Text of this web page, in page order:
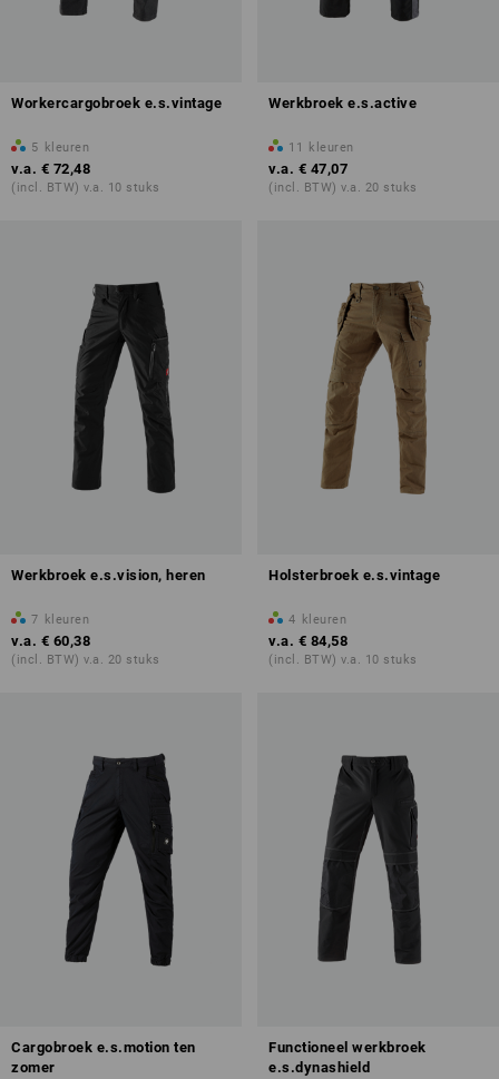
Workercargobroek e.s.vintage
5 kleuren
v.a. € 72,48
(incl. BTW) v.a. 10 stuks
Werkbroek e.s.active
11 kleuren
v.a. € 47,07
(incl. BTW) v.a. 20 stuks
Werkbroek e.s.vision, heren
7 kleuren
v.a. € 60,38
(incl. BTW) v.a. 20 stuks
Holsterbroek e.s.vintage
4 kleuren
v.a. € 84,58
(incl. BTW) v.a. 10 stuks
Cargobroek e.s.motion ten
zomer
Functioneel werkbroek
e.s.dynashield